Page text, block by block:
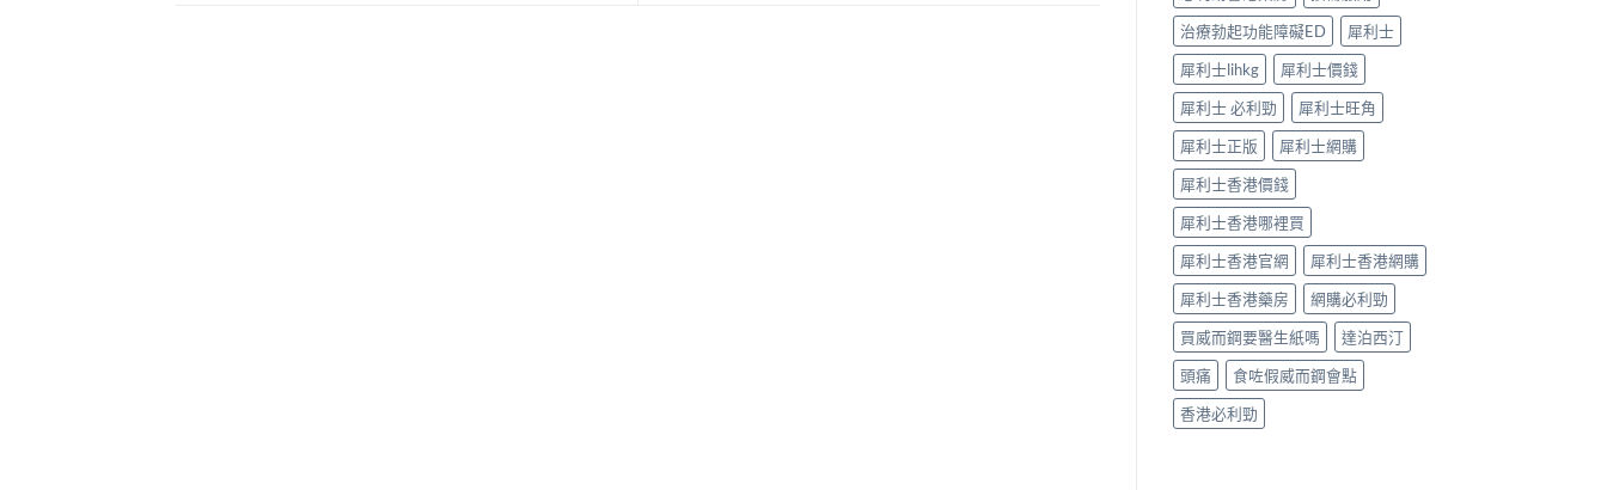
香
港
合
法
購
買〉
中
治療勃起功能障礙ED
犀利士
犀利士lihkg
犀利士價錢
犀利士 必利勁
犀利士旺角
犀利士正版
犀利士網購
犀利士香港價錢
犀利士香港哪裡買
犀利士香港官網
犀利士香港網購
犀利士香港藥房
網購必利勁
買威而鋼要醫生紙嗎
達泊西汀
頭痛
食咗假威而鋼會點
香港必利勁